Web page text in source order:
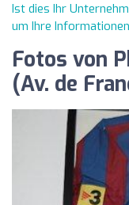
Ist dies Ihr
um Ihre
Fotos von
(Av. de